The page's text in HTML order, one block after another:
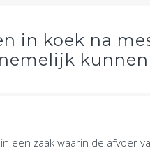
in koek na
een zaak waarin de afvoer